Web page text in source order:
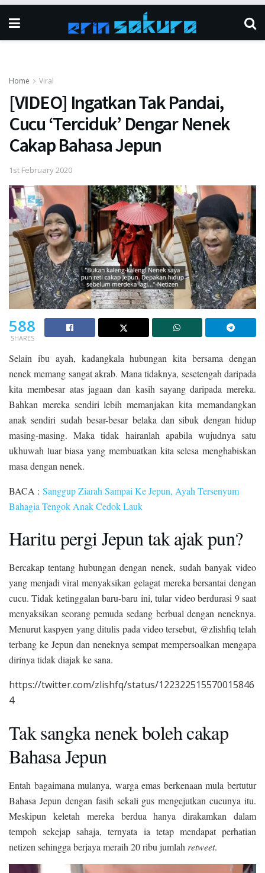
Home Viral
[VIDEO] Ingatkan Tak Pandai,
Cucu ‘Terciduk’ Dengar Nenek
Cakap Bahasa Jepun
1st February 2020
588
SHARES
Selain ibu ayah, kadangkala hubungan kita bersama dengan
nenek memang sangat akrab. Mana tidaknya, sesetengah daripada
kita membesar atas jagaan dan kasih sayang daripada mereka.
Bahkan mereka sendiri lebih memanjakan kita memandangkan
anak sendiri sudah besar-besar belaka dan sibuk dengan hidup
masing-masing. Maka tidak hairanlah apabila wujudnya satu
ukhuwah luar biasa yang membuatkan kita selesa menghabiskan
masa dengan nenek.
BACA : Sanggup Ziarah Sampai Ke Jepun, Ayah Tersenyum
Bahagia Tengok Anak Cedok Lauk
Haritu pergi Jepun tak ajak pun?
Bercakap tentang hubungan dengan nenek, sudah banyak video
yang menjadi viral menyaksikan gelagat mereka bersantai dengan
cucu. Tidak ketinggalan baru-baru ini, tular video berdurasi 9 saat
menyaksikan seorang pemuda sedang berbual dengan neneknya.
Menurut kaspyen yang ditulis pada video tersebut, @zlishfiq telah
terbang ke Jepun dan neneknya sempat mempersoalkan mengapa
dirinya tidak diajak ke sana.
https://twitter.com/zlishfq/status/122322515570015846
4
Tak sangka nenek boleh cakap
Bahasa Jepun
Entah bagaimana mulanya, warga emas berkenaan mula bertutur
Bahasa Jepun dengan fasih sekali gus mengejutkan cucunya itu.
Meskipun keletah mereka berdua hanya dirakamkan dalam
tempoh sekejap sahaja, ternyata ia tetap mendapat perhatian
netizen sehingga berjaya meraih 20 ribu jumlah retweet.